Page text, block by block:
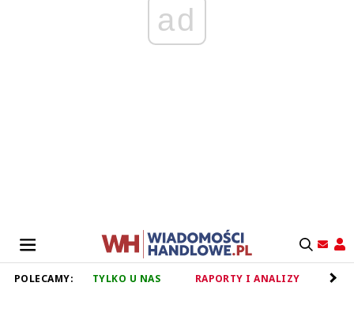
ad
POLECAMY: TYLKO U NAS RAPORTY I ANALIZY